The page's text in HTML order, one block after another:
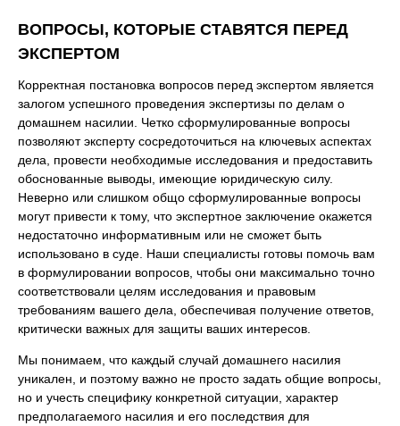
ВОПРОСЫ, КОТОРЫЕ СТАВЯТСЯ ПЕРЕД
ЭКСПЕРТОМ
Корректная постановка вопросов перед экспертом является
залогом успешного проведения экспертизы по делам о
домашнем насилии. Четко сформулированные вопросы
позволяют эксперту сосредоточиться на ключевых аспектах
дела, провести необходимые исследования и предоставить
обоснованные выводы, имеющие юридическую силу.
Неверно или слишком общо сформулированные вопросы
могут привести к тому, что экспертное заключение окажется
недостаточно информативным или не сможет быть
использовано в суде. Наши специалисты готовы помочь вам
в формулировании вопросов, чтобы они максимально точно
соответствовали целям исследования и правовым
требованиям вашего дела, обеспечивая получение ответов,
критически важных для защиты ваших интересов.
Мы понимаем, что каждый случай домашнего насилия
уникален, и поэтому важно не просто задать общие вопросы,
но и учесть специфику конкретной ситуации, характер
предполагаемого насилия и его последствия для